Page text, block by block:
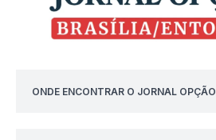
ONDE ENCONTRAR O JORNAL OPÇÃO